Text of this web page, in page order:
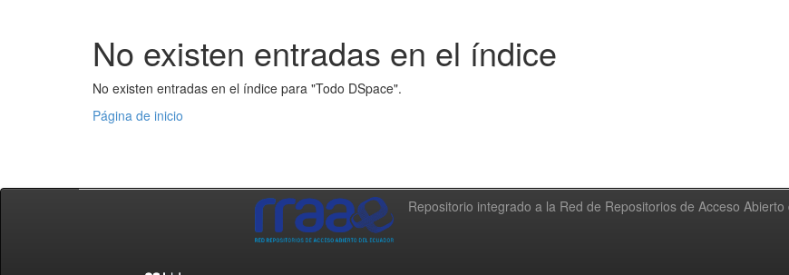
No existen entradas en el índice
No existen entradas en el índice para "Todo DSpace".
Página de inicio
Repositorio integrado a la Red de Repositorios de Acceso